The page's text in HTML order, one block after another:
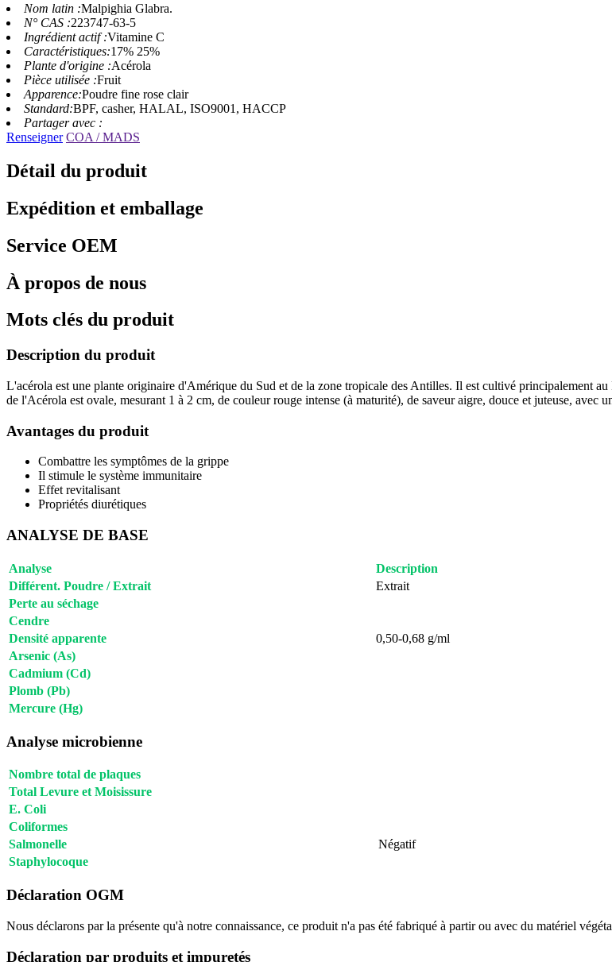
Nom latin :Malpighia Glabra.
N° CAS :223747-63-5
Ingrédient actif :Vitamine C
Caractéristiques:17% 25%
Plante d'origine :Acérola
Pièce utilisée :Fruit
Apparence:Poudre fine rose clair
Standard:BPF, casher, HALAL, ISO9001, HACCP
Partager avec :
Renseigner COA / MADS
Détail du produit
Expédition et emballage
Service OEM
À propos de nous
Mots clés du produit
Description du produit
L'acérola est une plante originaire d'Amérique du Sud et de la zone tropicale des Antilles. Il est cultivé principalement
de l'Acérola est ovale, mesurant 1 à 2 cm, de couleur rouge intense (à maturité), de saveur aigre, douce et juteuse, avec
Avantages du produit
Combattre les symptômes de la grippe
Il stimule le système immunitaire
Effet revitalisant
Propriétés diurétiques
ANALYSE DE BASE
Analyse Description
Différent. Poudre / Extrait
Extrait
Perte au séchage
Cendre
Densité apparente
0,50-0,68 g/ml
Arsenic (As)
Cadmium (Cd)
Plomb (Pb)
Mercure (Hg)
Analyse microbienne
Nombre total de plaques
Total Levure et Moisissure
E. Coli
Coliformes
Salmonelle
Négatif
Staphylocoque
Déclaration OGM
Nous déclarons par la présente qu'à notre connaissance, ce produit n'a pas été fabriqué à partir ou avec du matériel
Déclaration par produits et impuretés